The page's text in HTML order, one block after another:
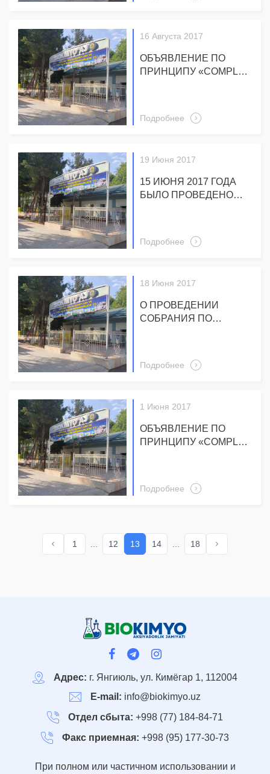
16 Августа 2017
ОБЪЯВЛЕНИЕ ПО
ПРИНЦИПУ «COMPLY
ОБЪЯСНЯЙ»)
АКЦИОНЕРНОЕ
Подробнее
19 Июня 2017
15 ИЮНЯ 2017 ГОДА
БЫЛО ПРОВЕДЕНО
Подробнее
18 Июня 2017
О ПРОВЕДЕНИИ
СОБРАНИЯ ПО
ПРЕЗИДЕНТА РУЗ "
ПК-3138 ОТ 18.07.2017
Подробнее
1 Июня 2017
ОБЪЯВЛЕНИЕ ПО
ПРИНЦИПУ «COMPLY
ОБЪЯСНЯЙ»)
Подробнее
1 12 13 14 18
Адрес: г. Янгиюль, ул. Кимёгар 1, 112004
E-mail: info@biokimyo.uz
Отдел сбыта: +998 (77) 184-84-71
Факс приемная: +998 (95) 177-30-73
При полном или частичном использовании и